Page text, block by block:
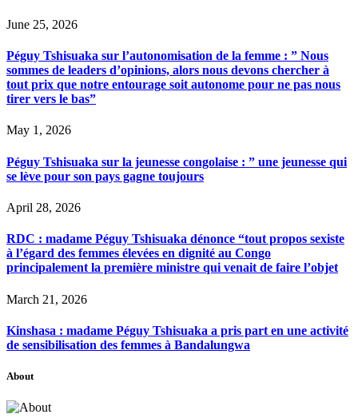
June 25, 2026
Péguy Tshisuaka sur l’autonomisation de la femme : ” Nous
sommes de leaders d’opinions, alors nous devons chercher à
tout prix que notre entourage soit autonome pour ne pas nous
tirer vers le bas”
May 1, 2026
Péguy Tshisuaka sur la jeunesse congolaise : ” une jeunesse qui
se lève pour son pays gagne toujours
April 28, 2026
RDC : madame Péguy Tshisuaka dénonce “tout propos sexiste
à l’égard des femmes élevées en dignité au Congo
principalement la première ministre qui venait de faire l’objet
March 21, 2026
Kinshasa : madame Péguy Tshisuaka a pris part en une activité
de sensibilisation des femmes à Bandalungwa
About